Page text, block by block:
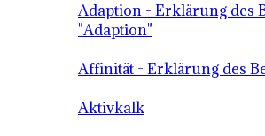
Adaption - Erklärung des
"Adaption"
Affinität - Erklärung des
Aktivkalk